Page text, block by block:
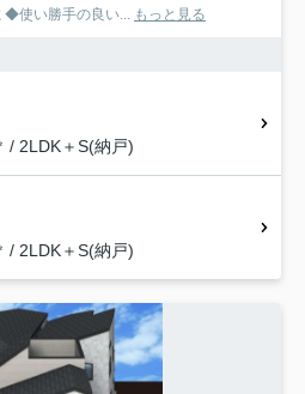
◆使い勝手の良い... もっと見る
/ 2LDK＋S(納戸)
/ 2LDK＋S(納戸)